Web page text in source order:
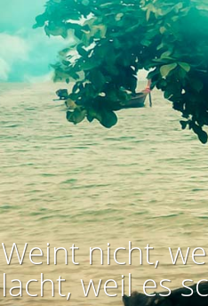
Weint nicht,
lacht, weil es